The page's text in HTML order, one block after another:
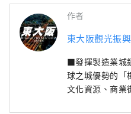
作者
東大阪觀光振
■發揮製造業城
球之城優勢的「
文化資源、商業